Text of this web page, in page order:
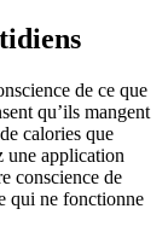
de ce que
qu’ils mangent
calories que
une application
conscience de
qui ne fonctionne